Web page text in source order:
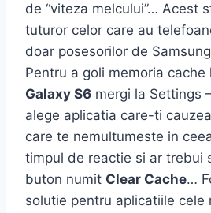
de “viteza melcului”… Acest
tuturor celor care au
doar posesorilor de
Pentru a goli memoria cache
Galaxy S6 mergi la Settings
alege aplicatia care-ti
care te nemultumeste in
timpul de reactie si ar trebui
buton numit Clear Cache…
solutie pentru aplicatiile cele